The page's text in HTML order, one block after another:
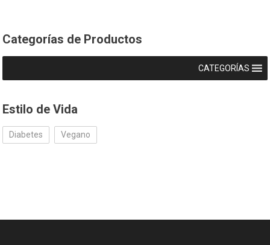
Categorías de Productos
CATEGORÍAS
Estilo de Vida
Diabetes Vegano